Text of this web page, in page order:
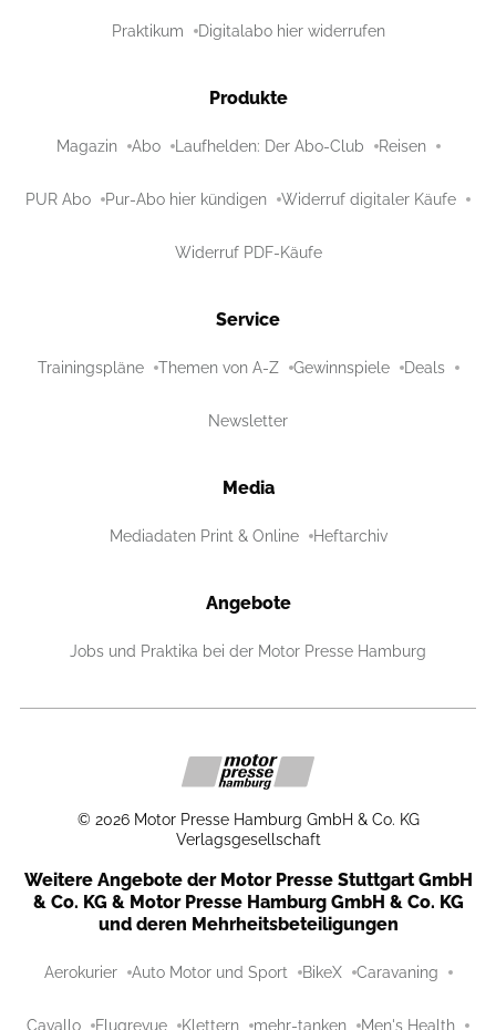
Praktikum Digitalabo hier widerrufen
Produkte
Magazin Abo Laufhelden: Der Abo-Club Reisen
PUR Abo Pur-Abo hier kündigen Widerruf digitaler Käufe
Widerruf PDF-Käufe
Service
Trainingspläne Themen von A-Z Gewinnspiele Deals
Newsletter
Media
Mediadaten Print & Online Heftarchiv
Angebote
Jobs und Praktika bei der Motor Presse Hamburg
© 2026 Motor Presse Hamburg GmbH & Co. KG
Verlagsgesellschaft
Weitere Angebote der Motor Presse Stuttgart GmbH
& Co. KG & Motor Presse Hamburg GmbH & Co. KG
und deren Mehrheitsbeteiligungen
Aerokurier Auto Motor und Sport BikeX Caravaning
Cavallo Flugrevue Klettern mehr-tanken Men's Health